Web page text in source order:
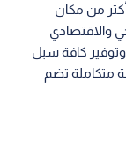
من مكان
والاقتصادي
كافة سبل
متكاملة تضم